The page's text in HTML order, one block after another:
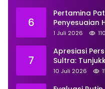
6
Pertamina
Penyesuaian
Juli 2026,
1 Juli 2026
7
Apresiasi
Sultra:
untuk
10 Juli 2026